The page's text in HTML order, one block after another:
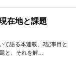
在地と課題
て語る本連載、2記事目と
と、それを解…